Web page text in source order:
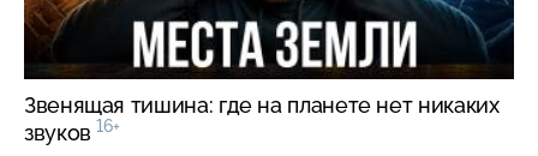
Звенящая тишина: где на планете нет никаких
звуков 16+